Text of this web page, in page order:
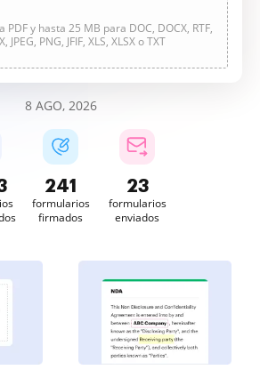
y hasta 25 MB para DOC, DOCX, RTF,
JPEG, PNG, JFIF, XLS, XLSX o TXT
8 AGO, 2026
241
formularios
firmados
23
formularios
enviados